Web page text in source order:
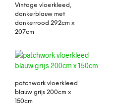
Vintage vloerkleed,
donkerblauw met
donkerrood 292cm x
207cm
patchwork vloerkleed
blauw grijs 200cm x
150cm